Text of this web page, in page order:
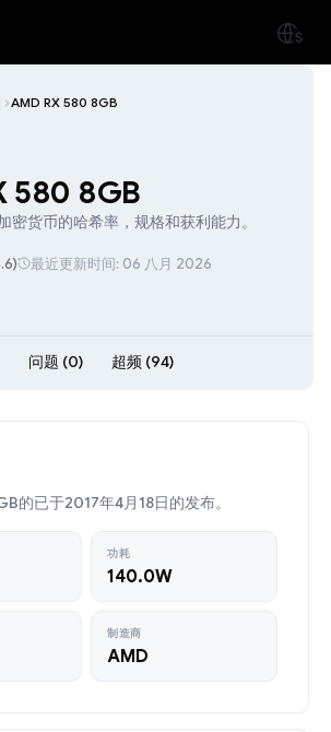
AMD RX 580 8GB
580 8GB
密货币的哈希率，规格和获利能力。
最近更新时间: 06 八月 2026
问题 (0) 超频 (94)
的已于2017年4月18日的发布。
功耗
140.0W
制造商
AMD